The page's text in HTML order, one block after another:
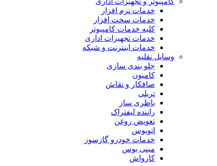
خدمات نرم افزار
خدمات سخت افزار
کلیه خدمات کامپیوتر
خدمات تجهیزات اداری
خدمات اینترنت و شبکه
وسایل نقلیه
جلو بندی سازی
کامیون
صافکار و نقاش
تریلی
باطری ساز
راننده لیفتراک
تعویض روغن
اتوبوس
خدمات خودرو گازسوز
مینی بوس
کارواش